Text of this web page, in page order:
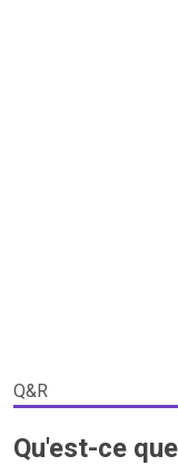
Q&R
Qu'est-ce